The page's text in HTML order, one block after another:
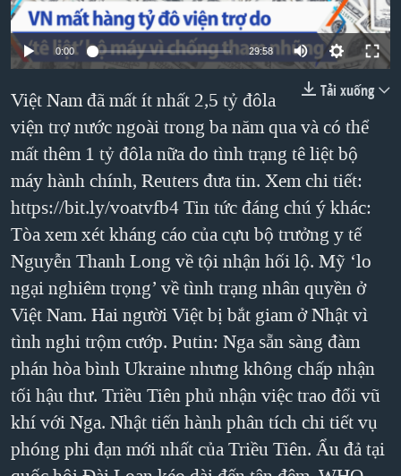
SỨC KHOẺ
VĂN HOÁ
THỂ THAO
GIÁO DỤC
NGÀY TỊ NẠN THẾ GIỚI
TRỊNH VĨNH BÌNH - NGƯỜI HẠ 'BÊN THẮNG CUỘC'
CHI PHÍ CHIẾN TRANH AFGHANISTAN
CÁC GIÁ TRỊ CỘNG HÒA Ở VIỆT NAM
THƯỢNG ĐỈNH TRUMP-KIM TẠI VIỆT NAM
TRỊNH VĨNH BÌNH VS. CHÍNH PHỦ VIỆT NAM
NGƯ DÂN VIỆT VÀ LÀN SÓNG TRỘM HẢI SÂM
BÊN KIA QUỐC LỘ: TIẾNG VỌNG TỪ NÔNG THÔN MỸ
QUAN HỆ VIỆT MỸ
Ngôn ngữ khác
0:00 29:58
Tải xuống
Việt Nam đã mất ít nhất 2,5 tỷ đôla
viện trợ nước ngoài trong ba năm qua và có thể
mất thêm 1 tỷ đôla nữa do tình trạng tê liệt bộ
máy hành chính, Reuters đưa tin. Xem chi tiết:
https://bit.ly/voatvfb4 Tin tức đáng chú ý khác:
Tòa xem xét kháng cáo của cựu bộ trưởng y tế
Nguyễn Thanh Long về tội nhận hối lộ. Mỹ ‘lo
ngại nghiêm trọng’ về tình trạng nhân quyền ở
Việt Nam. Hai người Việt bị bắt giam ở Nhật vì
tình nghi trộm cướp. Putin: Nga sẵn sàng đàm
phán hòa bình Ukraine nhưng không chấp nhận
tối hậu thư. Triều Tiên phủ nhận việc trao đổi vũ
khí với Nga. Nhật tiến hành phân tích chi tiết vụ
phóng phi đạn mới nhất của Triều Tiên. Ẩu đả tại